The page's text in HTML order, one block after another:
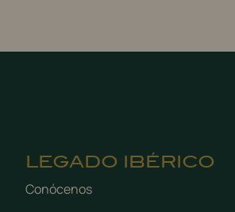
LEGADO IBÉRICO
Conócenos